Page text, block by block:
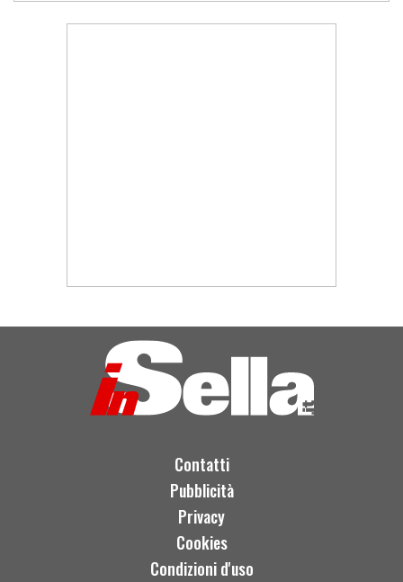
Contatti
Pubblicità
Privacy
Cookies
Condizioni d'uso